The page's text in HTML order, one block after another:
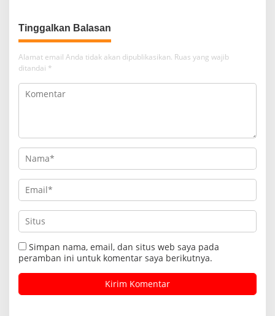
Tinggalkan Balasan
Alamat email Anda tidak akan dipublikasikan. Ruas yang wajib
ditandai *
Simpan nama, email, dan situs web saya pada
peramban ini untuk komentar saya berikutnya.